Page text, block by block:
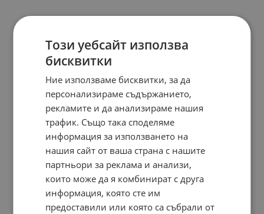
Този уебсайт използва
бисквитки
Ние използваме бисквитки, за да
персонализираме съдържанието,
рекламите и да анализираме нашия
трафик. Също така споделяме
информация за използването на
нашия сайт от ваша страна с нашите
партньори за реклама и анализи,
които може да я комбинират с друга
информация, която сте им
предоставили или която са събрали от